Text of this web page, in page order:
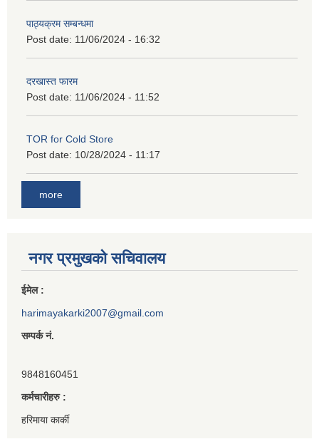
पाठ्यक्रम सम्बन्धमा
Post date: 11/06/2024 - 16:32
दरखास्त फारम
Post date: 11/06/2024 - 11:52
TOR for Cold Store
Post date: 10/28/2024 - 11:17
more
नगर प्रमुखको सचिवालय
ईमेल :
harimayakarki2007@gmail.com
सम्पर्क नं.
9848160451
कर्मचारीहरु :
हरिमाया कार्की